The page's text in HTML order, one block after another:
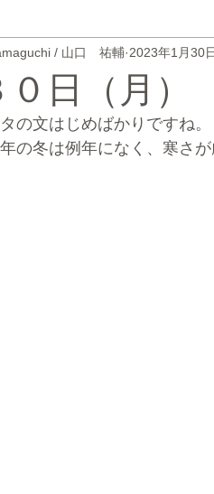
とうきび繊維のストロー 中国
デジタルマーケティングブランデ
０日（月
/ 山口 祐輔 2023年1月30
の文はじめばかりですね。
の冬は例年になく、寒さ